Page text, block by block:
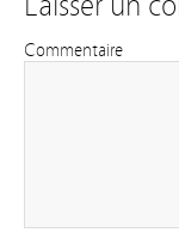
Commentaire